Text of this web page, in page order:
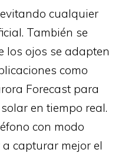
cualquier
También se
los ojos se adapten
como
Forecast para
en tiempo real.
con modo
capturar mejor el